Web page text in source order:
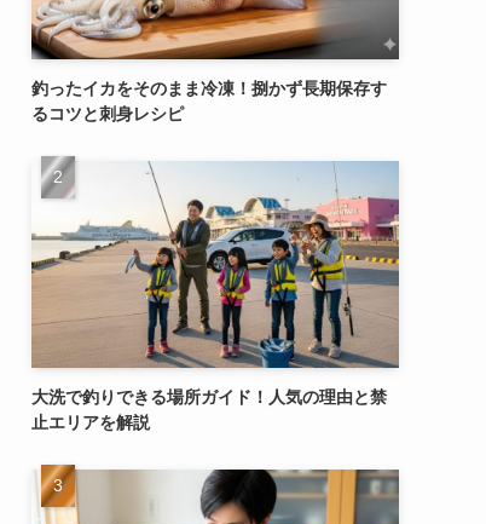
釣ったイカをそのまま冷凍！捌かず長期保存す
るコツと刺身レシピ
大洗で釣りできる場所ガイド！人気の理由と禁
止エリアを解説